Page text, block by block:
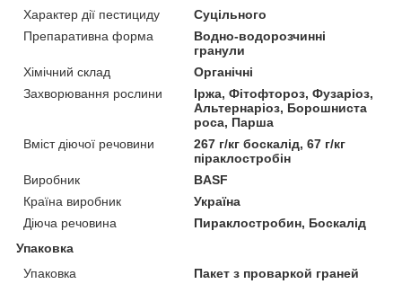
Характер дії пестициду
Суцільного
Препаративна форма
Водно-водорозчинні
гранули
Хімічний склад
Органічні
Захворювання рослини
Іржа, Фітофтороз, Фузаріоз,
Альтернаріоз, Борошниста
роса, Парша
Вміст діючої речовини
267 г/кг боскалід, 67 г/кг
піраклостробін
Виробник
BASF
Країна виробник
Україна
Діюча речовина
Пираклостробин, Боскалід
Упаковка
Упаковка
Пакет з проваркой граней